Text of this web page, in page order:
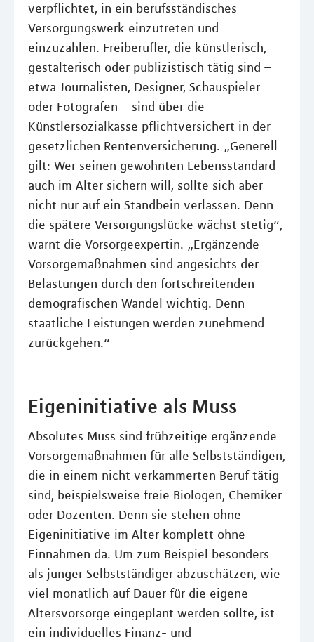
verpflichtet, in ein berufsständisches
Versorgungswerk einzutreten und
einzuzahlen. Freiberufler, die künstlerisch,
gestalterisch oder publizistisch tätig sind –
etwa Journalisten, Designer, Schauspieler
oder Fotografen – sind über die
Künstlersozialkasse pflichtversichert in der
gesetzlichen Rentenversicherung. „Generell
gilt: Wer seinen gewohnten Lebensstandard
auch im Alter sichern will, sollte sich aber
nicht nur auf ein Standbein verlassen. Denn
die spätere Versorgungslücke wächst stetig“,
warnt die Vorsorgeexpertin. „Ergänzende
Vorsorgemaßnahmen sind angesichts der
Belastungen durch den fortschreitenden
demografischen Wandel wichtig. Denn
staatliche Leistungen werden zunehmend
zurückgehen.“
Eigeninitiative als Muss
Absolutes Muss sind frühzeitige ergänzende
Vorsorgemaßnahmen für alle Selbstständigen,
die in einem nicht verkammerten Beruf tätig
sind, beispielsweise freie Biologen, Chemiker
oder Dozenten. Denn sie stehen ohne
Eigeninitiative im Alter komplett ohne
Einnahmen da. Um zum Beispiel besonders
als junger Selbstständiger abzuschätzen, wie
viel monatlich auf Dauer für die eigene
Altersvorsorge eingeplant werden sollte, ist
ein individuelles Finanz- und